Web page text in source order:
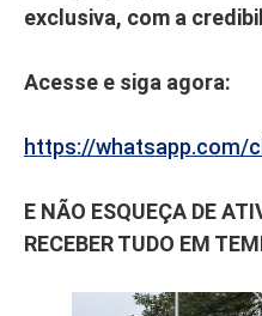
exclusiva, com a
Acesse e siga agora:
https://whatsapp.com/
E NÃO ESQUEÇA DE
RECEBER TUDO EM